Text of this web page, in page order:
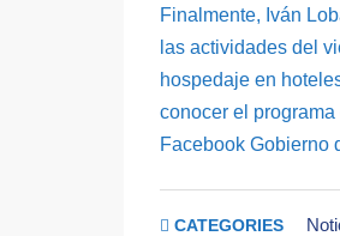
Finalmente, Iván
las actividades del
hospedaje en
conocer el
Facebook Gobierno
CATEGORIES